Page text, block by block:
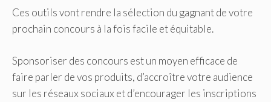
Ces outils vont rendre la sélection du gagnant de votre
prochain concours à la fois facile et équitable.
Sponsoriser des concours est un moyen efficace de
faire parler de vos produits, d’accroître votre audience
sur les réseaux sociaux et d’encourager les inscriptions